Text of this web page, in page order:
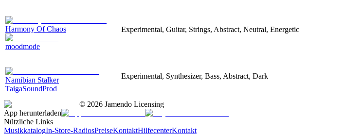
Harmony Of Chaos
moodmode
Experimental, Guitar, Strings, Abstract, Neutral, Energetic
Namibian Stalker
TaigaSoundProd
Experimental, Synthesizer, Bass, Abstract, Dark
© 2026 Jamendo Licensing
App herunterladen
Nützliche Links
MusikkatalogIn-Store-RadiosPreiseKontaktHilfecenterKontakt